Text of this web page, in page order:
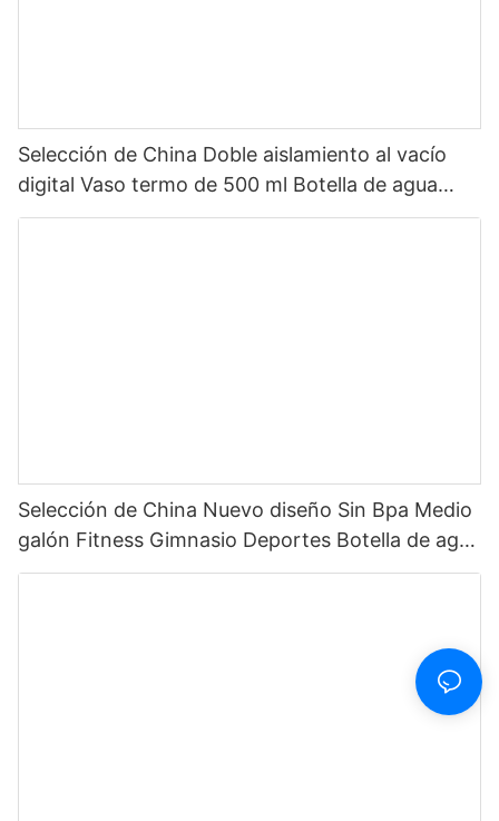
Selección de China Doble aislamiento al vacío
digital Vaso termo de 500 ml Botella de agua
inteligente de acero inoxidable con pantalla LED
Selección de China Nuevo diseño Sin Bpa Medio
galón Fitness Gimnasio Deportes Botella de agua
motivacional de plástico transparente con